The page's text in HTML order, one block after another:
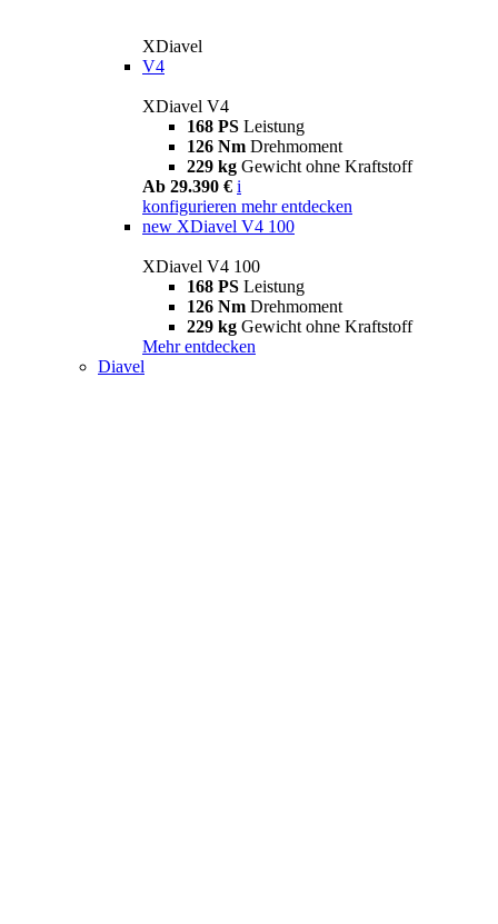
XDiavel
V4
XDiavel V4
168 PS Leistung
126 Nm Drehmoment
229 kg Gewicht ohne Kraftstoff
Ab 29.390 € i
konfigurieren mehr entdecken
new XDiavel V4 100
XDiavel V4 100
168 PS Leistung
126 Nm Drehmoment
229 kg Gewicht ohne Kraftstoff
Mehr entdecken
Diavel